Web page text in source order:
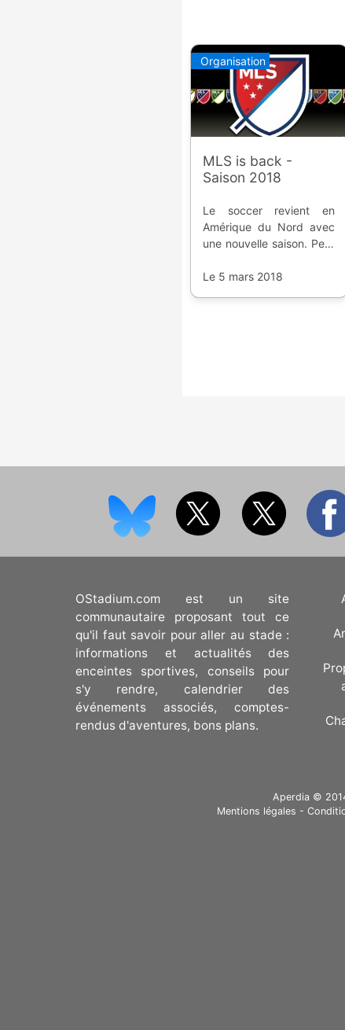
Organisation
MLS is back -
Saison 2018
Le soccer revient en
Amérique du Nord avec
une nouvelle saison. Petit
nouveautés en matière
Le 5 mars 2018
OStadium.com est un site
communautaire proposant tout ce
qu'il faut savoir pour aller au stade :
informations et actualités des
enceintes sportives, conseils pour
s'y rendre, calendrier des
événements associés, comptes-
rendus d'aventures, bons plans.
Aperdia ©
Mentions légales -